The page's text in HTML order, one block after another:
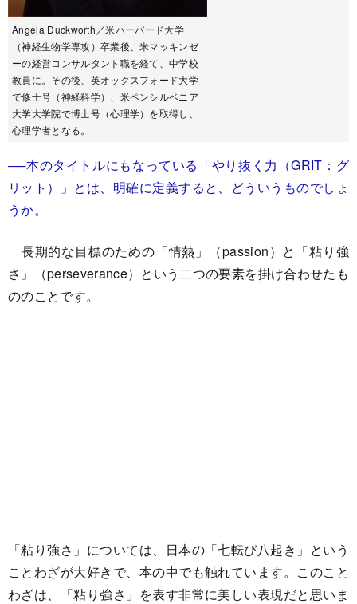
Angela Duckworth／米ハーバード大学
（神経生物学専攻）卒業後、米マッキンゼ
ーの経営コンサルタント職を経て、中学校
教員に。その後、英オックスフォード大学
で修士号（神経科学）、米ペンシルベニア
大学大学院で博士号（心理学）を取得し、
心理学者となる。
──本のタイトルにもなっている「やり抜く力（GRIT：グ
リット）」とは、明確に定義すると、どういうものでしょ
うか。
長期的な目標のための「情熱」（passion）と「粘り強
さ」（perseverance）という二つの要素を掛け合わせたも
ののことです。
「粘り強さ」については、日本の「七転び八起き」という
ことわざが大好きで、本の中でも触れています。このこと
わざは、「粘り強さ」を表す非常に美しい表現だと思いま